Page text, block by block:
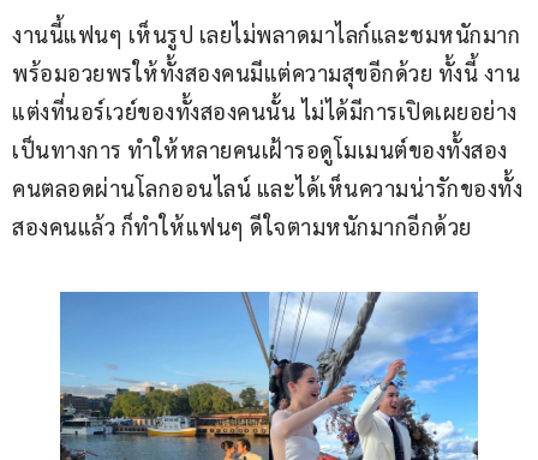
งานนี้แฟนๆ เห็นรูป เลยไม่พลาดมาไลก์และชมหนักมาก
พร้อมอวยพรให้ทั้งสองคนมีแต่ความสุขอีกด้วย ทั้งนี้ งาน
แต่งที่นอร์เวย์ของทั้งสองคนนั้น ไม่ได้มีการเปิดเผยอย่าง
เป็นทางการ ทำให้หลายคนเฝ้ารอดูโมเมนต์ของทั้งสอง
คนตลอดผ่านโลกออนไลน์ และได้เห็นความน่ารักของทั้ง
สองคนแล้ว ก็ทำให้แฟนๆ ดีใจตามหนักมากอีกด้วย